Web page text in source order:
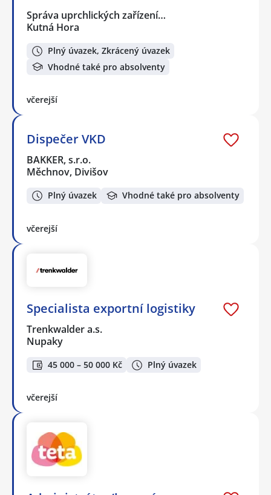
Správa uprchlických zařízení…
Kutná Hora
Plný úvazek, Zkrácený úvazek
Vhodné také pro absolventy
včerejší
Dispečer VKD
BAKKER, s.r.o.
Měchnov, Divišov
Plný úvazek Vhodné také pro absolventy
včerejší
Specialista exportní logistiky
Trenkwalder a.s.
Nupaky
45 000 – 50 000 Kč Plný úvazek
včerejší